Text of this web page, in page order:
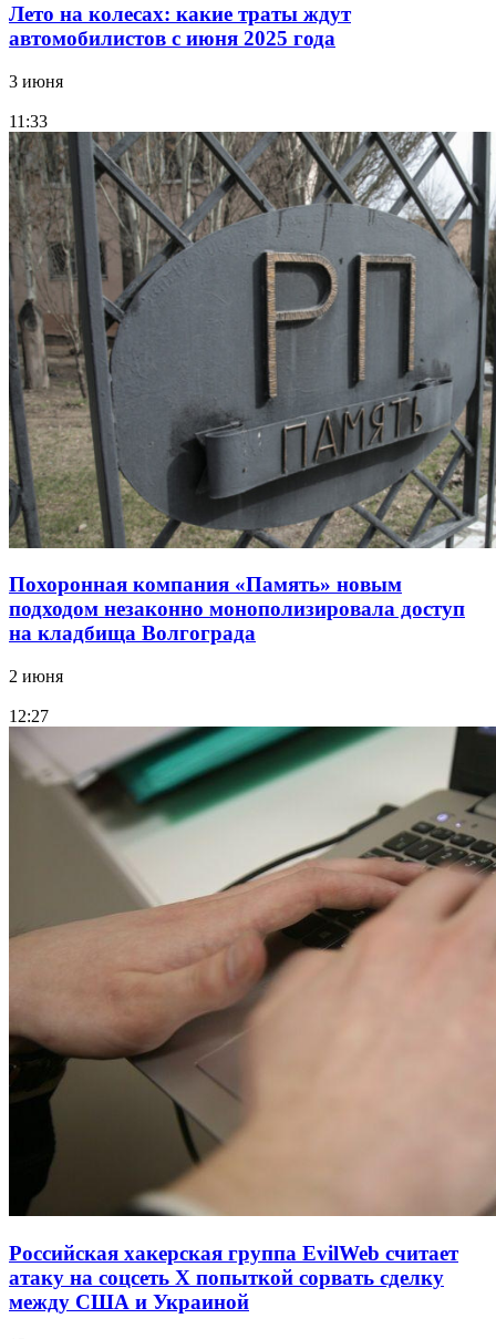
Лето на колесах: какие траты ждут
автомобилистов с июня 2025 года
3 июня
11:33
Похоронная компания «Память» новым
подходом незаконно монополизировала доступ
на кладбища Волгограда
2 июня
12:27
Российская хакерская группа EvilWeb считает
атаку на соцсеть Х попыткой сорвать сделку
между США и Украиной